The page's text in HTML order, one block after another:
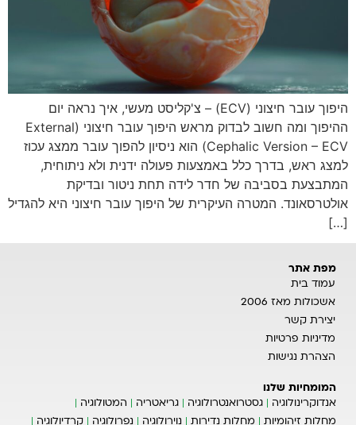
היפוך עובר חיצוני (ECV) – צ'קליסט מעשי, איך נראה יום
ההיפוך ומה חשוב לבדוק מראש היפוך עובר חיצוני (External
Cephalic Version – ECV) הוא ניסיון להפוך עובר ממצג עכוז
למצג ראש, בדרך כלל באמצעות פעולה ידנית ולא ניתוחית,
המתבצעת בסביבה של חדר לידה תחת ניטור ובדיקת
אולטרסאונד. המטרה העיקרית של היפוך עובר חיצוני היא להגדיל
[…]
מפת אתר
עמוד בית
אשכולות מאז 2006
יצירת קשר
מדיניות פרטיות
הצהרת נגישות
המומחיות שלנו
אנדוקרינולוגיה
גסטרואנטרולוגיה גריאטריה
המטולוגיה
מחלות זיהומיות
מחלות נדירות נוירולוגיה נפרולוגיה
קרדיולוגיה